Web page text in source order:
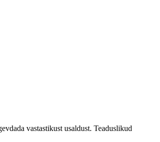
vastastikust usaldust. Teaduslikud